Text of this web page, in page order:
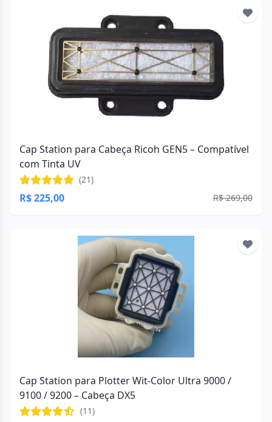
Cap Station para Cabeça Ricoh GEN5 – Compatível
com Tinta UV
(21)
R$ 225,00 R$ 269,00
Cap Station para Plotter Wit-Color Ultra 9000 /
9100 / 9200 – Cabeça DX5
(11)